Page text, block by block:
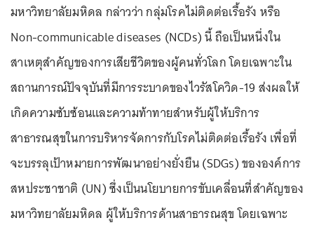
มหาวิทยาลัยมหิดล กล่าวว่า กลุ่มโรคไม่ติดต่อเรื้อรัง หรือ
Non-communicable diseases (NCDs) นี้ ถือเป็นหนึ่งใน
สาเหตุสำคัญของการเสียชีวิตของผู้คนทั่วโลก โดยเฉพาะใน
สถานการณ์ปัจจุบันที่มีการระบาดของไวรัสโควิด-19 ส่งผลให้
เกิดความซับซ้อนและความท้าทายสำหรับผู้ให้บริการ
สาธารณสุขในการบริหารจัดการกับโรคไม่ติดต่อเรื้อรัง เพื่อที่
จะบรรลุเป้าหมายการพัฒนาอย่างยั่งยืน (SDGs) ขององค์การ
สหประชาชาติ (UN) ซึ่งเป็นนโยบายการขับเคลื่อนที่สำคัญของ
มหาวิทยาลัยมหิดล ผู้ให้บริการด้านสาธารณสุข โดยเฉพาะ